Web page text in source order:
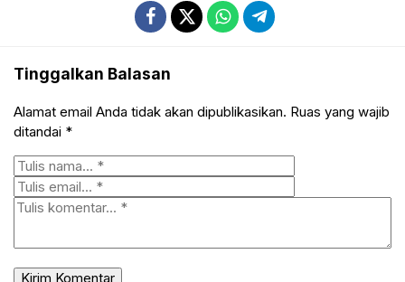
Tinggalkan Balasan
Alamat email Anda tidak akan dipublikasikan. Ruas yang wajib
ditandai *